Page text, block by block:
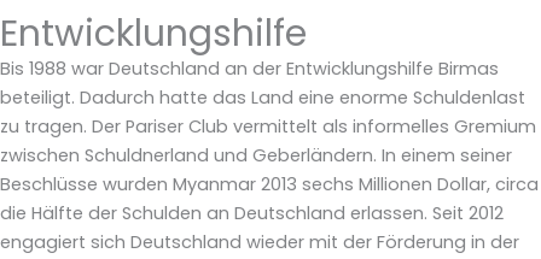
Entwicklungshilfe
Bis 1988 war Deutschland an der Entwicklungshilfe Birmas
beteiligt. Dadurch hatte das Land eine enorme Schuldenlast
zu tragen. Der Pariser Club vermittelt als informelles Gremium
zwischen Schuldnerland und Geberländern. In einem seiner
Beschlüsse wurden Myanmar 2013 sechs Millionen Dollar, circa
die Hälfte der Schulden an Deutschland erlassen. Seit 2012
engagiert sich Deutschland wieder mit der Förderung in der